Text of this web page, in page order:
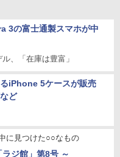
3の富士通製スマホが中
、「在庫は豊富」
iPhone 5ケースが販売
ど
に見つけた○○なもの
ジ館」第8号 ～